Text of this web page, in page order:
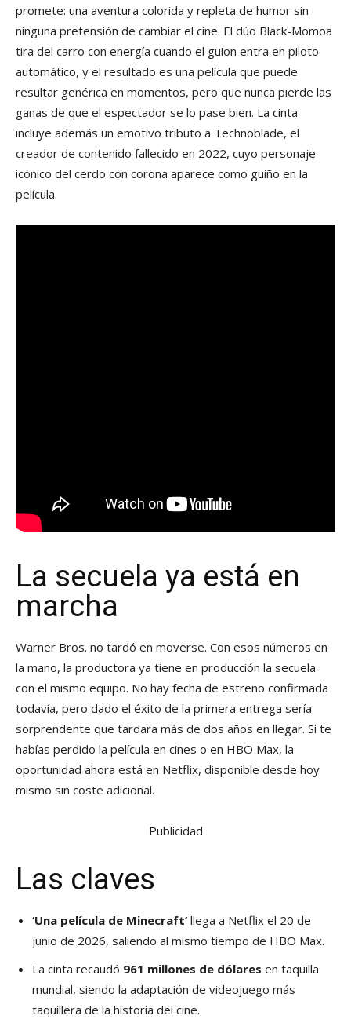
promete: una aventura colorida y repleta de humor sin
ninguna pretensión de cambiar el cine. El dúo Black-Momoa
tira del carro con energía cuando el guion entra en piloto
automático, y el resultado es una película que puede
resultar genérica en momentos, pero que nunca pierde las
ganas de que el espectador se lo pase bien. La cinta
incluye además un emotivo tributo a Technoblade, el
creador de contenido fallecido en 2022, cuyo personaje
icónico del cerdo con corona aparece como guiño en la
película.
La secuela ya está en
marcha
Warner Bros. no tardó en moverse. Con esos números en
la mano, la productora ya tiene en producción la secuela
con el mismo equipo. No hay fecha de estreno confirmada
todavía, pero dado el éxito de la primera entrega sería
sorprendente que tardara más de dos años en llegar. Si te
habías perdido la película en cines o en HBO Max, la
oportunidad ahora está en Netflix, disponible desde hoy
mismo sin coste adicional.
Publicidad
Las claves
‘Una película de Minecraft’ llega a Netflix el 20 de
junio de 2026, saliendo al mismo tiempo de HBO Max.
La cinta recaudó 961 millones de dólares en taquilla
mundial, siendo la adaptación de videojuego más
taquillera de la historia del cine.